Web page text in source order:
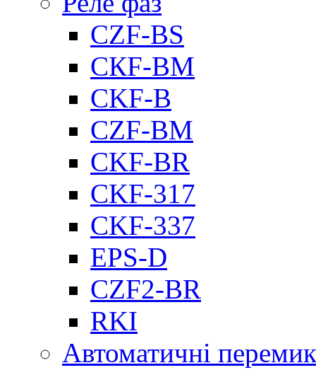
CZF-BS
CКF-BM
CKF-B
CZF-BM
CKF-BR
CKF-317
CKF-337
EPS-D
CZF2-BR
RKI
Автоматичні